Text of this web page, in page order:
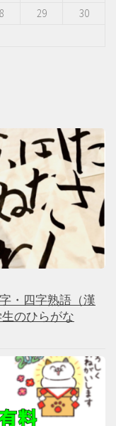
29
30
・四字熟語（漢
のひらがな